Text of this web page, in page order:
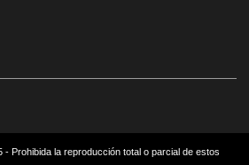
- Prohibida la reproducción total o parcial de estos